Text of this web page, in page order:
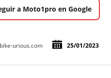
a Moto1pro en Google
bike-urious.com 25/01/2023